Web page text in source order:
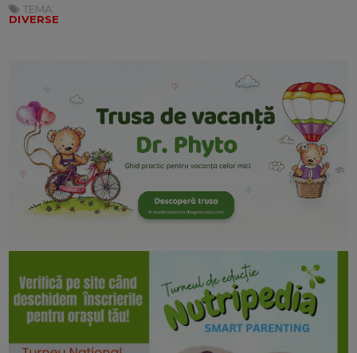
TEMA:
DIVERSE